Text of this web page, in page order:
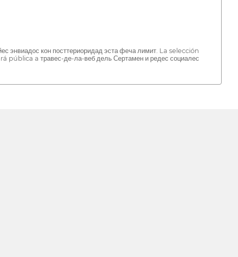
энвиадос кон посттериоридад эста феча лимит. La selección
pública a травес-де-ла-веб дель Сертамен и редес социалес